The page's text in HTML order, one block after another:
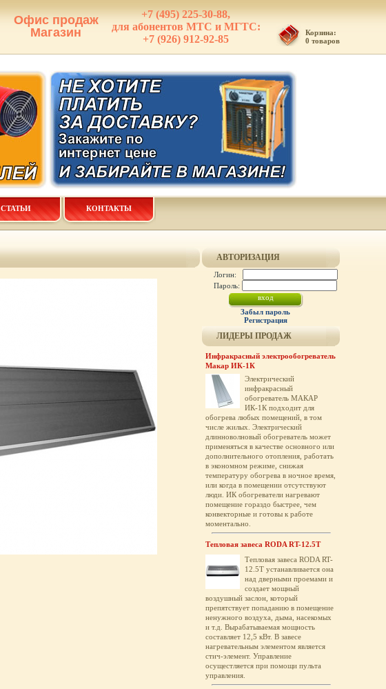
Офис продаж
Магазин
+7 (495) 225-30-88,
для абонентов МТС и МГТС:
+7 (926) 912-92-85
Корзина:
0 товаров
СТАТЬИ КОНТАКТЫ
АВТОРИЗАЦИЯ
Логин:
Пароль:
Забыл пароль
Регистрация
ЛИДЕРЫ ПРОДАЖ
Инфракрасный электрообогреватель
Макар ИК-1К
Электрический
инфракрасный
обогреватель МАКАР
ИК-1К подходит для
обогрева любых помещений, в том
числе жилых. Электрический
длинноволновый обогреватель может
применяться в качестве основного или
дополнительного отопления, работать
в экономном режиме, снижая
температуру обогрева в ночное время,
или когда в помещении отсутствуют
люди. ИК обогреватели нагревают
помещение гораздо быстрее, чем
конвекторные и готовы к работе
моментально.
Тепловая завеса RODA RT-12.5T
Тепловая завеса RODA RT-
12.5T устанавливается она
над дверными проемами и
создает мощный
воздушный заслон, который
препятствует попаданию в помещение
ненужного воздуха, дыма, насекомых
и т.д. Вырабатываемая мощность
составляет 12,5 кВт. В завесе
нагревательным элементом является
стич-элемент. Управление
осущестляется при помощи пульта
управления.